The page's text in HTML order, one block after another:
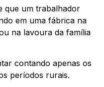
que um trabalhador
em uma fábrica na
na lavoura da família
contando apenas os
períodos rurais.